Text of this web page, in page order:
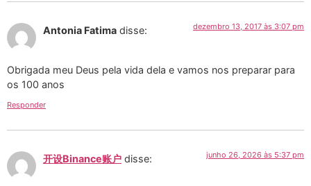
Antonia Fatima disse: dezembro 13, 2017 às 3:07 pm
Obrigada meu Deus pela vida dela e vamos nos preparar para
os 100 anos
Responder
开设Binance账户 disse: junho 26, 2026 às 5:37 pm